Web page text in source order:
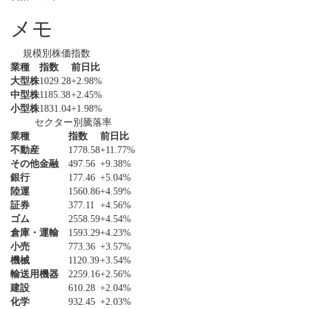
メモ
規模別株価指数
業種
指数
前日比
大型株1029.28+2.98%
中型株1185.38+2.45%
小型株1831.04+1.98%
セクター別騰落率
業種
指数
前日比
不動産
1778.58+11.77%
その他金融
497.56 +9.38%
銀行
177.46 +5.04%
陸運
1560.86+4.59%
証券
377.11 +4.56%
ゴム
2558.59+4.54%
倉庫・運輸
1593.29+4.23%
小売
773.36 +3.57%
機械
1120.39+3.54%
輸送用機器
2259.16+2.56%
建設
610.28 +2.04%
化学
932.45 +2.03%